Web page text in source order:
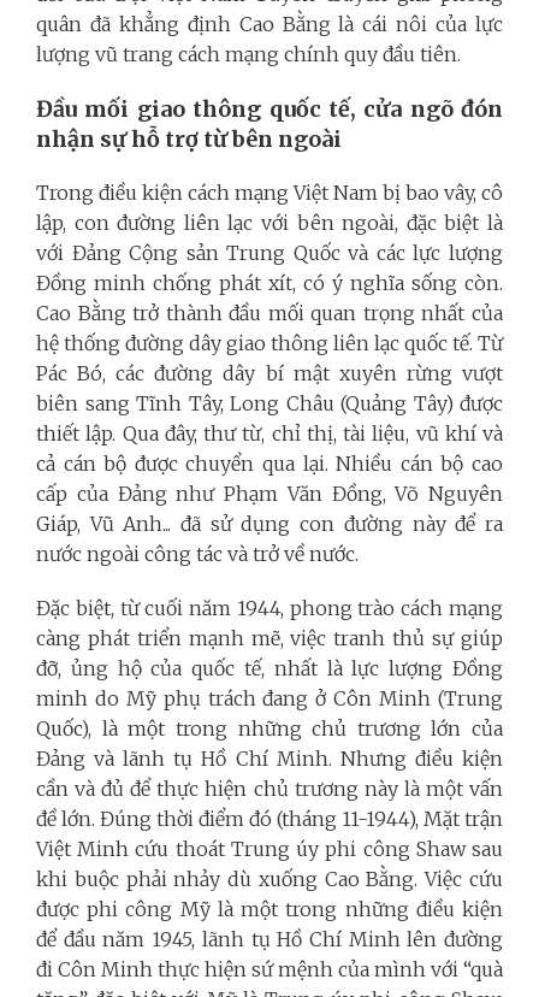
quân đã khẳng định Cao Bằng là cái nôi của lực
lượng vũ trang cách mạng chính quy đầu tiên.
Đầu mối giao thông quốc tế, cửa ngõ đón
nhận sự hỗ trợ từ bên ngoài
Trong điều kiện cách mạng Việt Nam bị bao vây, cô
lập, con đường liên lạc với bên ngoài, đặc biệt là
với Đảng Cộng sản Trung Quốc và các lực lượng
Đồng minh chống phát xít, có ý nghĩa sống còn.
Cao Bằng trở thành đầu mối quan trọng nhất của
hệ thống đường dây giao thông liên lạc quốc tế. Từ
Pác Bó, các đường dây bí mật xuyên rừng vượt
biên sang Tĩnh Tây, Long Châu (Quảng Tây) được
thiết lập. Qua đây, thư từ, chỉ thị, tài liệu, vũ khí và
cả cán bộ được chuyển qua lại. Nhiều cán bộ cao
cấp của Đảng như Phạm Văn Đồng, Võ Nguyên
Giáp, Vũ Anh... đã sử dụng con đường này để ra
nước ngoài công tác và trở về nước.
Đặc biệt, từ cuối năm 1944, phong trào cách mạng
càng phát triển mạnh mẽ, việc tranh thủ sự giúp
đỡ, ủng hộ của quốc tế, nhất là lực lượng Đồng
minh do Mỹ phụ trách đang ở Côn Minh (Trung
Quốc), là một trong những chủ trương lớn của
Đảng và lãnh tụ Hồ Chí Minh. Nhưng điều kiện
cần và đủ để thực hiện chủ trương này là một vấn
đề lớn. Đúng thời điểm đó (tháng 11-1944), Mặt trận
Việt Minh cứu thoát Trung úy phi công Shaw sau
khi buộc phải nhảy dù xuống Cao Bằng. Việc cứu
được phi công Mỹ là một trong những điều kiện
để đầu năm 1945, lãnh tụ Hồ Chí Minh lên đường
đi Côn Minh thực hiện sứ mệnh của mình với “quà